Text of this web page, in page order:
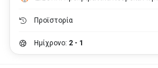
Προϊστορία
Ημίχρονο: 2 - 1